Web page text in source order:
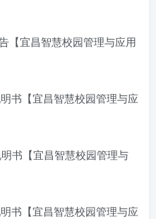
【宜昌智慧校园管理与应用
书【宜昌智慧校园管理与应
书【宜昌智慧校园管理与
书【宜昌智慧校园管理与应